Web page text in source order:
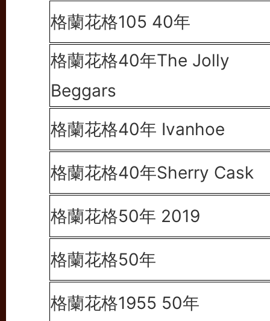
格蘭花格105 40年
格蘭花格40年The Jolly
Beggars
格蘭花格40年 Ivanhoe
格蘭花格40年Sherry Cask
格蘭花格50年 2019
格蘭花格50年
格蘭花格1955 50年